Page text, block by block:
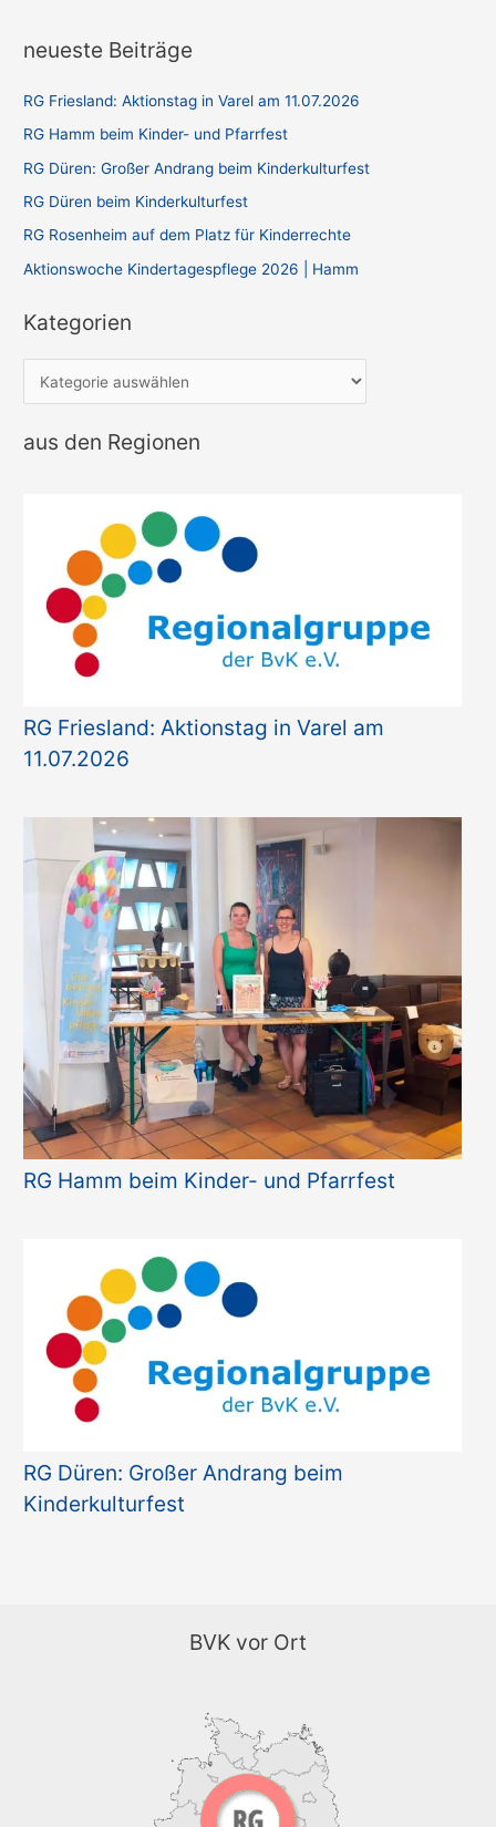
neueste Beiträge
RG Friesland: Aktionstag in Varel am 11.07.2026
RG Hamm beim Kinder- und Pfarrfest
RG Düren: Großer Andrang beim Kinderkulturfest
RG Düren beim Kinderkulturfest
RG Rosenheim auf dem Platz für Kinderrechte
Aktionswoche Kindertagespflege 2026 | Hamm
Kategorien
a
aus den Regionen
RG Friesland: Aktionstag in Varel am
11.07.2026
RG Hamm beim Kinder- und Pfarrfest
RG Düren: Großer Andrang beim
Kinderkulturfest
BVK vor Ort